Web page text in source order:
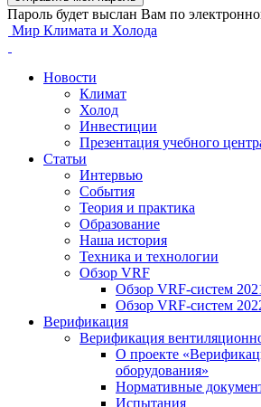
Пароль будет выслан Вам по
Мир Климата и Холода
Новости
Климат
Холод
Инвестиции
Презентация учебного
Статьи
Интервью
События
Теория и практика
Образование
Наша история
Техника и технологии
Обзор VRF
Обзор VRF-систем
Обзор VRF-систем
Верификация
Верификация
О проекте
оборудования»
Нормативные
Испытания